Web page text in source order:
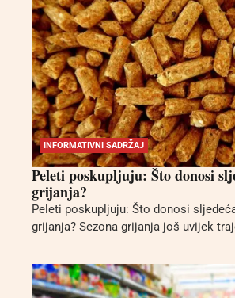
INFORMATIVNI SADRŽAJ
Peleti poskupljuju: Što donosi
grijanja?
Peleti poskupljuju: Što donosi
grijanja? Sezona grijanja još uvijek